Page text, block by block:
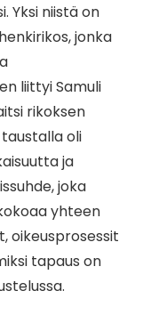
Yksi niistä on
jonka
liittyi Samuli
rikoksen
oli
ja
joka
yhteen
oikeusprosessit
tapaus on